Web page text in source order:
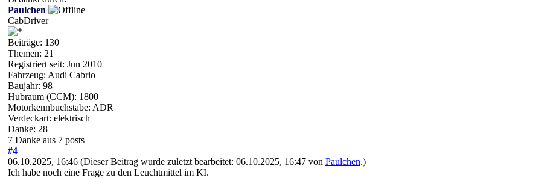
Paulchen
CabDriver
Beiträge: 130
Themen: 21
Registriert seit: Jun 2010
Fahrzeug: Audi Cabrio
Baujahr: 98
Hubraum (CCM): 1800
Motorkennbuchstabe: ADR
Verdeckart: elektrisch
Danke: 28
7 Danke aus 7 posts
#4
06.10.2025, 16:46 (Dieser Beitrag wurde zuletzt bearbeitet: 06.10.2025, 16:47 von Paulchen.)
Ich habe noch eine Frage zu den Leuchtmittel im KI.